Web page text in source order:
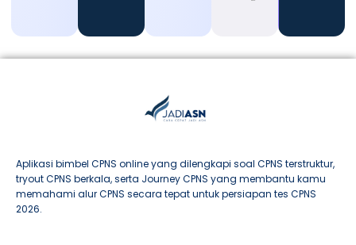
Aplikasi bimbel CPNS online yang dilengkapi soal CPNS terstruktur,
tryout CPNS berkala, serta Journey CPNS yang membantu kamu
memahami alur CPNS secara tepat untuk persiapan tes CPNS
2026.